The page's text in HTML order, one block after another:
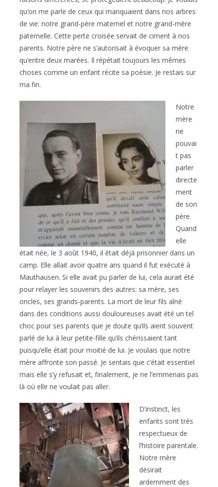
qu’on me parle de ceux qui manquaient dans nos arbres
de vie: notre grand-père maternel et notre grand-mère
paternelle. Cette perte croisée servait de ciment à nos
parents. Notre père ne s’autorisait à évoquer sa mère
qu’entre deux marées. Il répétait toujours les mêmes
choses comme un enfant récite sa poésie. Je restais sur
ma fin.
Notre
mère
ne
pouvai
t pas
parler
directe
ment
de son
père.
Quand
elle
était née, le 3 août 1940, il était déjà prisonnier dans un
camp. Elle allait avoir quatre ans quand il fut exécuté à
Mauthausen. Si elle avait pu parler de lui, cela aurait été
pour relayer les souvenirs des autres: sa mère, ses
oncles, ses grands-parents. La mort de leur fils aîné
dans des conditions aussi douloureuses avait été un tel
choc pour ses parents que je doute qu’ils aient souvent
parlé de lui à leur petite-fille qu’ils chérissaient tant
puisqu’elle était pour moitié de lui. Je voulais que notre
mère affronte son passé. Je sentais que c’était essentiel
mais elle s’y refusait et, finalement, je ne l’emmenais pas
là où elle ne voulait pas aller.
D’instinct, les
enfants sont très
respectueux de
l’histoire parentale.
Notre mère
désirait
ardemment des